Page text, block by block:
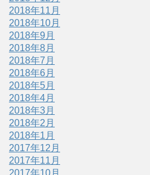
2018年11月
2018年10月
2018年9月
2018年8月
2018年7月
2018年6月
2018年5月
2018年4月
2018年3月
2018年2月
2018年1月
2017年12月
2017年11月
2017年10月